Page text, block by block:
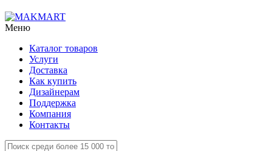
Меню
Каталог товаров
Услуги
Доставка
Как купить
Дизайнерам
Поддержка
Компания
Контакты